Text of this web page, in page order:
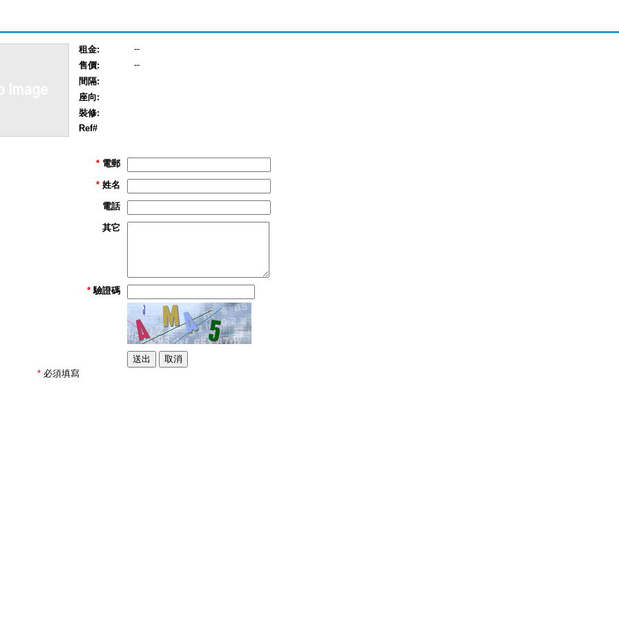
租金:
--
售價:
--
間隔:
座向:
裝修:
Ref#
* 電郵
* 姓名
電話
其它
* 驗證碼
* 必須填寫